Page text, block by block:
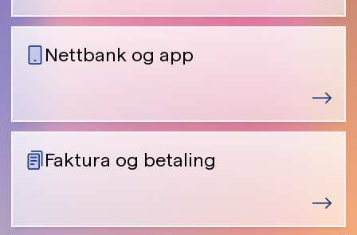
Nettbank og app
Faktura og betaling